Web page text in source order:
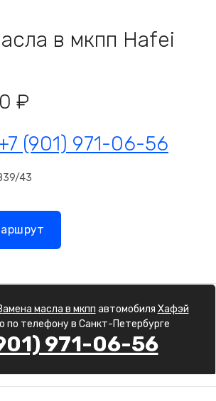
в мкпп Hafei
₽
(901) 971-06-56
43
масла в мкпп автомобиля Хафэй
по телефону в Санкт-Петербурге
971-06-56